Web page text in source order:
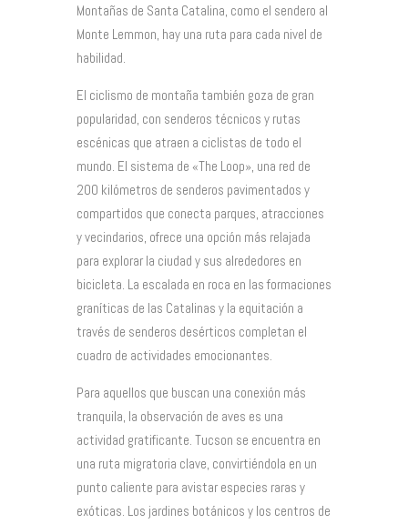
Montañas de Santa Catalina, como el sendero al
Monte Lemmon, hay una ruta para cada nivel de
habilidad.
El ciclismo de montaña también goza de gran
popularidad, con senderos técnicos y rutas
escénicas que atraen a ciclistas de todo el
mundo. El sistema de «The Loop», una red de
200 kilómetros de senderos pavimentados y
compartidos que conecta parques, atracciones
y vecindarios, ofrece una opción más relajada
para explorar la ciudad y sus alrededores en
bicicleta. La escalada en roca en las formaciones
graníticas de las Catalinas y la equitación a
través de senderos desérticos completan el
cuadro de actividades emocionantes.
Para aquellos que buscan una conexión más
tranquila, la observación de aves es una
actividad gratificante. Tucson se encuentra en
una ruta migratoria clave, convirtiéndola en un
punto caliente para avistar especies raras y
exóticas. Los jardines botánicos y los centros de